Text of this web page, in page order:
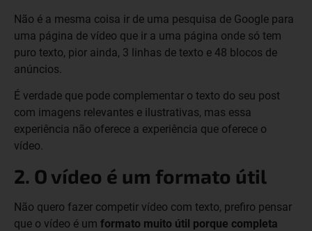
Não é a mesma coisa ir de uma pesquisa de Google para
uma página de vídeo que ir a uma página onde só tem
puro texto, pior ainda, 3 linhas de texto e 48 blocos de
anúncios.
É verdade que pode complementar o texto do seu post
com imagens relevantes e ilustrativas, mas essa
experiência não oferece a experiência que oferece o
vídeo.
2. O vídeo é um formato útil
Não quero fazer competir vídeo com texto, prefiro pensar
que o vídeo é um formato muito útil porque completa